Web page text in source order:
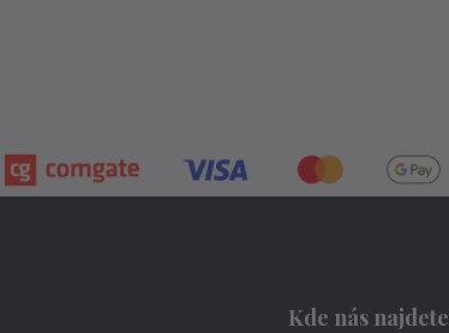
Kde nás najdete